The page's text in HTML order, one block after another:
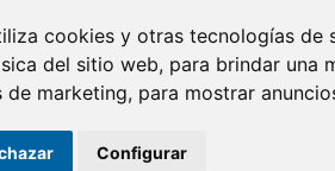
cookies y otras tecnologías de
del sitio web, para brindar una
de marketing, para mostrar
Configurar
Password:
¿Olvidó